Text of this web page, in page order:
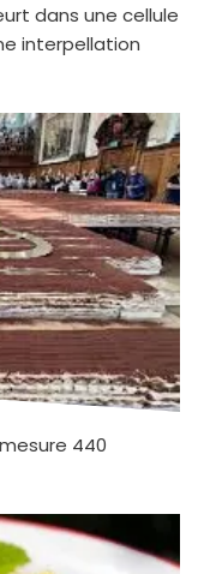
dans une cellule
interpellation
440